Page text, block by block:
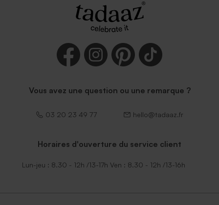
Vous avez une question ou une remarque ?
03 20 23 49 77 hello@tadaaz.fr
Horaires d'ouverture du service client
Lun-jeu : 8.30 - 12h /13-17h Ven : 8.30 - 12h /13-16h